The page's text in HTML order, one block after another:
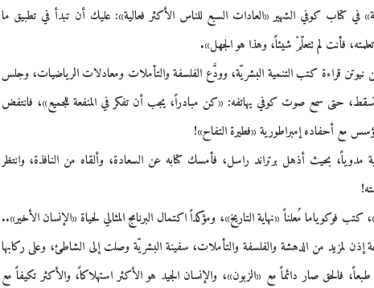
في كتاب كوفي الشهير «العادات السبع للناس الأكثر فعالية»: عليك أن تبدأ في تطبيق ما
فأنت لم تتعلّمْ شيئاً، وهذا هو الجهل».
نيوتن قراءة كتب التنمية البشريّة، وودَّع الفلسفة والتأملات ومعادلات الرياضيات، وجلس
حتى سمع صوت كوفي يهاتفه: «كن مبادراً، يجب أن تفكر في المنفعة للجميع»، فانتفض
مع أحفاده إمبراطورية «فطيرة التفاح»!
مدوياً، بحيث أذهل برتراند راسل، فأمسك كتابه عن السعادة، وألقاه من النافذة، وانتظر
كتب فوكوياما مُعلناً «نهاية التاريخ»، ومؤكداً اكتمال البرنامج المثالي لحياة «الإنسان الأخير»..
لمزيد من الدهشة والفلسفة والتأملات، سفينة البشريّة وصلت إلى الشاطئ، وعلى ركابها
طبعاً، فالحق صار دائماً مع «الزبون»، والإنسان الجيد هو الأكثر استهلاكاً، والأكثر تكيفاً مع